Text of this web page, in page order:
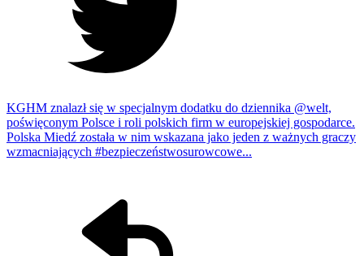
KGHM znalazł się w specjalnym dodatku do dziennika @welt,
poświęconym Polsce i roli polskich firm w europejskiej gospodarce.
Polska Miedź została w nim wskazana jako jeden z ważnych graczy
wzmacniających #bezpieczeństwosurowcowe...